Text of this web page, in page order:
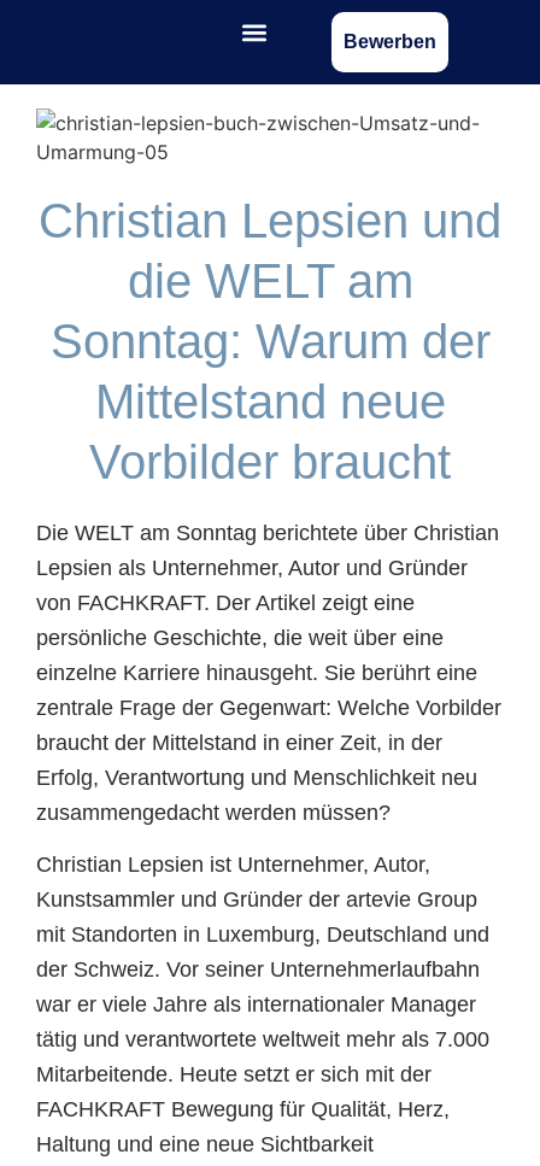
Bewerben
Christian Lepsien und
die WELT am
Sonntag: Warum der
Mittelstand neue
Vorbilder braucht
Die WELT am Sonntag berichtete über Christian
Lepsien als Unternehmer, Autor und Gründer
von FACHKRAFT. Der Artikel zeigt eine
persönliche Geschichte, die weit über eine
einzelne Karriere hinausgeht. Sie berührt eine
zentrale Frage der Gegenwart: Welche Vorbilder
braucht der Mittelstand in einer Zeit, in der
Erfolg, Verantwortung und Menschlichkeit neu
zusammengedacht werden müssen?
Christian Lepsien ist Unternehmer, Autor,
Kunstsammler und Gründer der artevie Group
mit Standorten in Luxemburg, Deutschland und
der Schweiz. Vor seiner Unternehmerlaufbahn
war er viele Jahre als internationaler Manager
tätig und verantwortete weltweit mehr als 7.000
Mitarbeitende. Heute setzt er sich mit der
FACHKRAFT Bewegung für Qualität, Herz,
Haltung und eine neue Sichtbarkeit